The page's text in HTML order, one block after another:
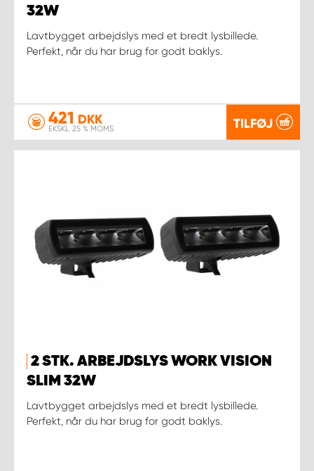
32W
Lavtbygget arbejdslys med et bredt lysbillede.
Perfekt, når du har brug for godt baklys.
421 DKK
EKSKL. 25 % MOMS TILFØJ
2 STK. ARBEJDSLYS WORK VISION
SLIM 32W
Lavtbygget arbejdslys med et bredt lysbillede.
Perfekt, når du har brug for godt baklys.